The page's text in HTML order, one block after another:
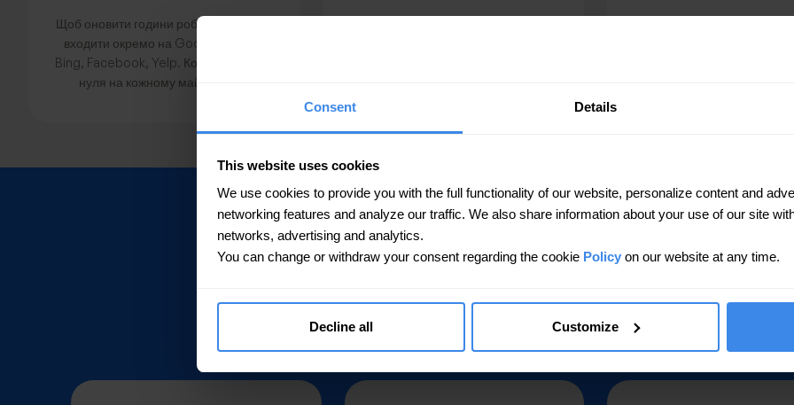
Consent Details
This website uses cookies
We use cookies to provide you with the full functionality of our website, personalize content and
networking features and analyze our traffic. We also share information about your use of our site
networks, advertising and analytics.
You can change or withdraw your consent regarding the cookie Policyon our website at any time.
Decline all Customize
Щоб оновити години роботи, потрібно
входити окремо на Google, Apple,
Bing, Facebook, Yelp. Кожна зміна — з
нуля на кожному майданчику.
Від хаосу до ясності за 4